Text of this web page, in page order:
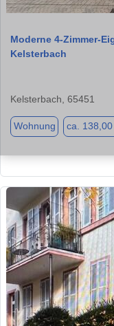
Moderne 4-Zimmer-
Kelsterbach
Kelsterbach, 65451
Wohnung ca. 138,00